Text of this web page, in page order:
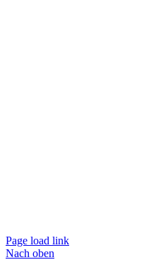
Page load link
Nach oben